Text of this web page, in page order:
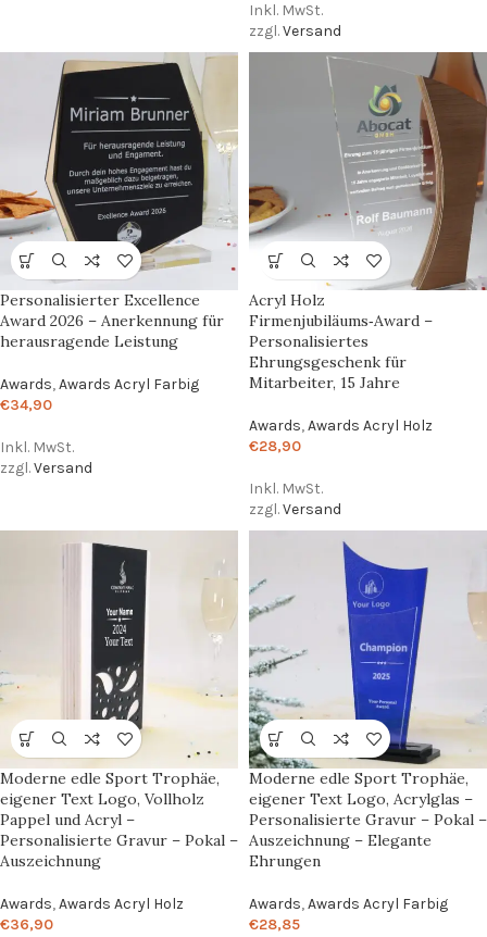
Inkl. MwSt.
zzgl.Versand
Personalisierter Excellence
Award 2026 – Anerkennung für
herausragende Leistung
Awards,Awards Acryl Farbig
€34,90
Inkl. MwSt.
zzgl.Versand
Acryl Holz
Firmenjubiläums‑Award –
Personalisiertes
Ehrungsgeschenk für
Mitarbeiter, 15 Jahre
Awards,Awards Acryl Holz
€28,90
Inkl. MwSt.
zzgl.Versand
Moderne edle Sport Trophäe,
eigener Text Logo, Vollholz
Pappel und Acryl –
Personalisierte Gravur – Pokal –
Auszeichnung
Awards,Awards Acryl Holz
€36,90
Moderne edle Sport Trophäe,
eigener Text Logo, Acrylglas –
Personalisierte Gravur – Pokal –
Auszeichnung – Elegante
Ehrungen
Awards,Awards Acryl Farbig
€28,85